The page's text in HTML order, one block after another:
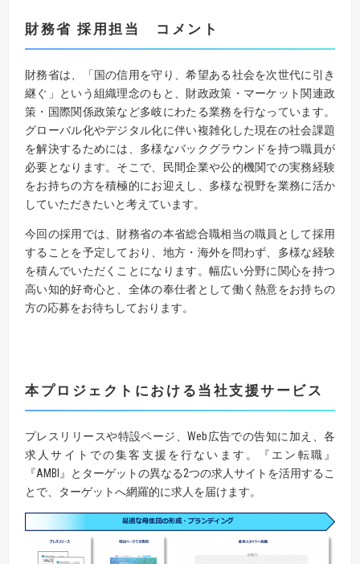
財務省 採用担当 コメント
財務省は、「国の信用を守り、希望ある社会を次世代に引き
継ぐ」という組織理念のもと、財政政策・マーケット関連政
策・国際関係政策など多岐にわたる業務を行なっています。
グローバル化やデジタル化に伴い複雑化した現在の社会課題
を解決するためには、多様なバックグラウンドを持つ職員が
必要となります。そこで、民間企業や公的機関での実務経験
をお持ちの方を積極的にお迎えし、多様な視野を業務に活か
していただきたいと考えています。
今回の採用では、財務省の本省総合職相当の職員として採用
することを予定しており、地方・海外を問わず、多様な経験
を積んでいただくことになります。幅広い分野に関心を持つ
高い知的好奇心と、全体の奉仕者として働く熱意をお持ちの
方の応募をお待ちしております。
本プロジェクトにおける当社支援サービス
プレスリリースや特設ページ、Web広告での告知に加え、各
求人サイトでの集客支援を行ないます。『エン転職』
『AMBI』とターゲットの異なる2つの求人サイトを活用するこ
とで、ターゲットへ網羅的に求人を届けます。